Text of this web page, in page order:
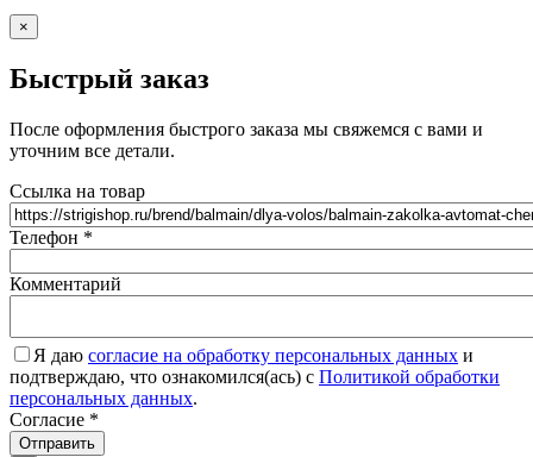
×
Быстрый заказ
После оформления быстрого заказа мы свяжемся с вами и
уточним все детали.
Ссылка на товар
Телефон *
Комментарий
Я даю согласие на обработку персональных данных и
подтверждаю, что ознакомился(ась) с Политикой обработки
персональных данных.
Согласие *
Отправить